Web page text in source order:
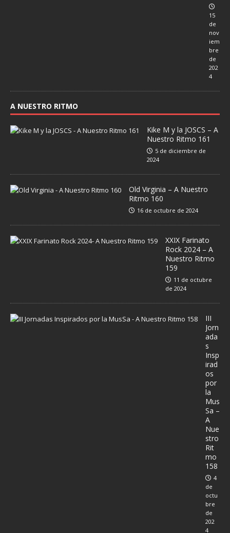
15
de
nov
iem
bre
de
202
4
A NUESTRO RITMO
Kike M y la JOSCS – A
Nuestro Ritmo 161
5 de diciembre de
2024
Old Virginia – A Nuestro
Ritmo 160
16 de octubre de 2024
XXIX Farinato
Rock 2024 – A
Nuestro Ritmo
159
11 de octubre
de 2024
III
Jorn
ada
s
Insp
irad
os
por
la
Mus
Sa –
A
Nue
stro
Rit
mo
158
4
de
octu
bre
de
202
4